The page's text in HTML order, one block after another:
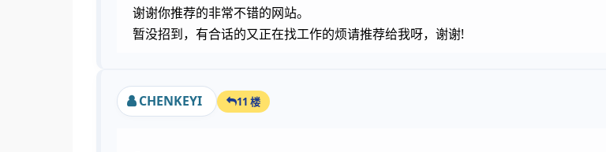
谢谢你推荐的非常不错的网站。
暂没招到，有合话的又正在找工作的烦请推荐给我呀，谢谢!
CHENKEYI 11 楼